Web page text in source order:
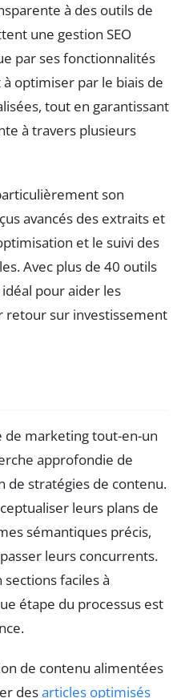
à des outils de
une gestion SEO
par ses fonctionnalités
optimiser par le biais de
tout en garantissant
à travers plusieurs
son
avancés des extraits et
et le suivi des
Avec plus de 40 outils
idéal pour aider les
retour sur investissement
marketing tout-en-un
approfondie de
de stratégies de contenu.
leurs plans de
sémantiques précis,
leurs concurrents.
faciles à
étape du processus est
de contenu alimentées
desarticles optimisés